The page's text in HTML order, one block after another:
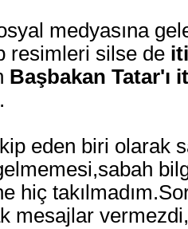
medyasına
resimleri silse de
Başbakan Tatar'ı
eden biri olarak
hiç
mesajlar